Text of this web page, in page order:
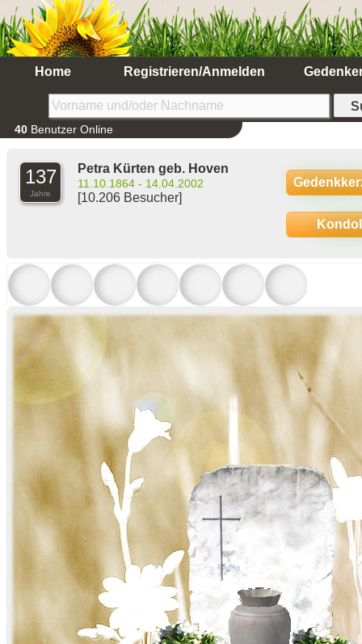
Home Registrieren/Anmelden
40 Benutzer Online
137
Jahre
Petra Kürten geb. Hoven
11.10.1864 - 14.04.2002
[10.206 Besucher]